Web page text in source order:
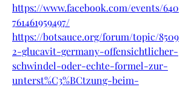
https://www.facebook.com/events/640
761461959497/
https://botsauce.org/forum/topic/8509
2-glucavit-germany-offensichtlicher-
schwindel-oder-echte-formel-zur-
unterst%C3%BCtzung-beim-